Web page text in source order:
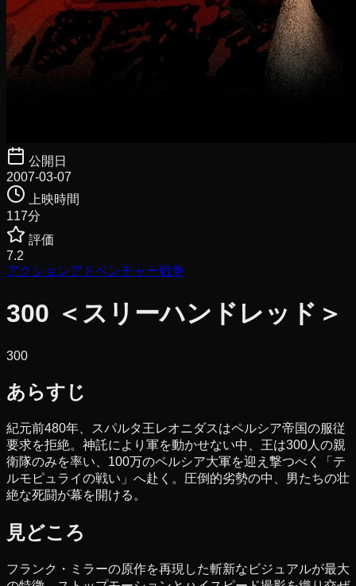
公開日
2007-03-07
上映時間
117分
評価
7.2
アクションアドベンチャー戦争
300 ＜スリーハンドレッド＞
300
あらすじ
紀元前480年、スパルタ王レオニダスはペルシア帝国の服従
要求を拒絶。神託により軍を動かせない中、王は300人の親
衛隊のみを率い、100万のペルシア大軍を迎え撃つべく「テ
ルモピュライの戦い」へ赴く。圧倒的劣勢の中、男たちの壮
絶な死闘が幕を開ける。
見どころ
フランク・ミラーの原作を再現した斬新なビジュアルが最大